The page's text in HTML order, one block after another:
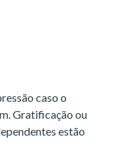
caso o
Gratificação ou
estão